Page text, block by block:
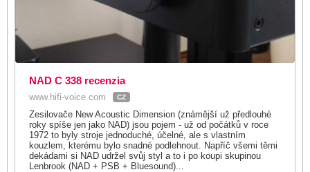
NAD C 338 recenzia
www.hifi-voice.com CZ
Zesilovače New Acoustic Dimension (známější už předlouhé
roky spíše jen jako NAD) jsou pojem - už od počátků v roce
1972 to byly stroje jednoduché, účelné, ale s vlastním
kouzlem, kterému bylo snadné podlehnout. Napříč všemi těmi
dekádami si NAD udržel svůj styl a to i po koupi skupinou
Lenbrook (NAD + PSB + Bluesound)...